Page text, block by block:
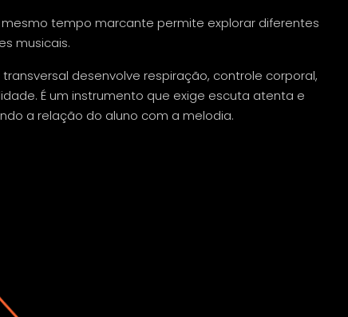
mesmo tempo marcante permite explorar diferentes
musicais.
desenvolve respiração, controle corporal,
É um instrumento que exige escuta atenta e
a relação do aluno com a melodia.